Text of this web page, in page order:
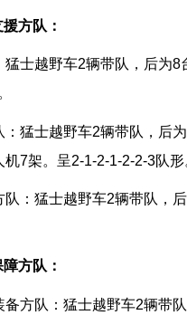
方队：
猛士越野车2辆带队，后为
：猛士越野车2辆带队，后
7架。呈2-1-2-1-2-2-3队形
队：猛士越野车2辆带队，
方队：
备方队：猛士越野车2辆带